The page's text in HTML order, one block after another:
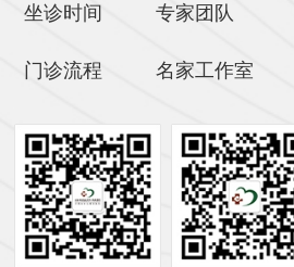
坐诊时间
门诊流程
专家团队
名家工作室